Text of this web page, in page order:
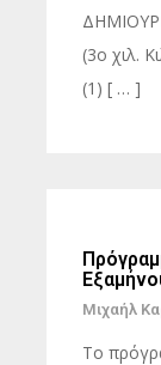
(3ο χιλ.
(1) [ … ]
Μιχαήλ
Το